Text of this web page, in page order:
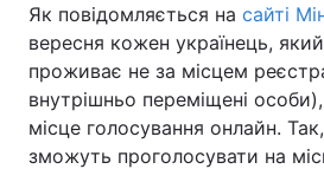
Зброя
Здоров'я
Як повідомляється на сайті
вересня кожен українець,
проживає не за місцем
внутрішньо переміщені
місце голосування онлайн. Так,
зможуть проголосувати на